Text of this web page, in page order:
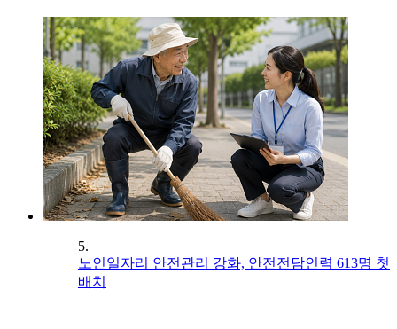
5.
노인일자리 안전관리 강화, 안전전담인력 613명 첫
배치